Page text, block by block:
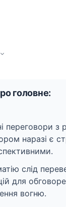
головне:
переговори з
наразі є
слід
для
вогню.